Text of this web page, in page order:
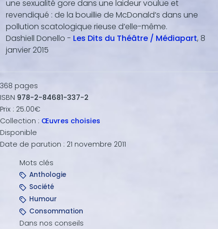
une sexualité gore dans une laideur voulue et
revendiqué : de la bouillie de McDonald’s dans une
pollution scatologique rieuse d’elle-même.
Dashiell Donello - Les Dits du Théâtre / Médiapart, 8
janvier 2015
368 pages
ISBN 978-2-84681-337-2
Prix : 25.00€
Collection : Œuvres choisies
Disponible
Date de parution : 21 novembre 2011
Mots clés
Anthologie
Société
Humour
Consommation
Dans nos conseils